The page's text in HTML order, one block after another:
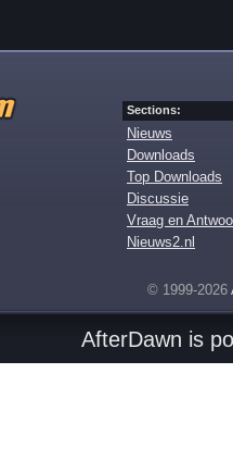
Sections:
Nieuws
Downloads
Top Downloads
Discussie
Vraag en
Nieuws2.nl
© 1999-2026
AfterDawn is